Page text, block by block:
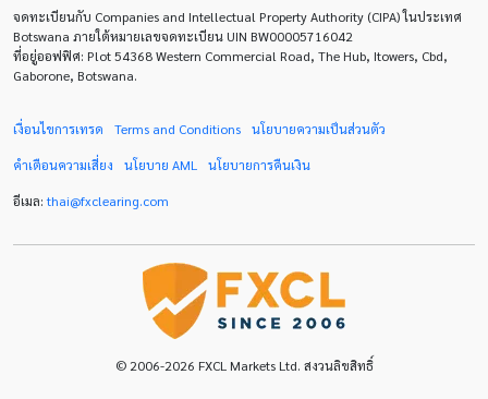
ECB ECN EMA EUR EUR/AUD
EUR/USD
EURUSD Expert Advisor Expert Advisors
FOMC FXCL FXStreet Fed
Forex Factory
Interbank Introducing Broker
จดทะเบียนกับ Companies and Intellectual Property Authority (CIPA) ในประเทศ
Botswana ภายใต้หมายเลขจดทะเบียน UIN BW00005716042
ที่อยู่ออฟฟิศ: Plot 54368 Western Commercial Road, The Hub, Itowers, Cbd,
Gaborone, Botswana.
เงื่อนไขการเทรด Terms and Conditions นโยบายความเป็นส่วนตัว
คำเตือนความเสี่ยง นโยบาย AML นโยบายการคืนเงิน
อีเมล:thai@fxclearing.com
© 2006-2026 FXCL Markets Ltd. สงวนลิขสิทธิ์